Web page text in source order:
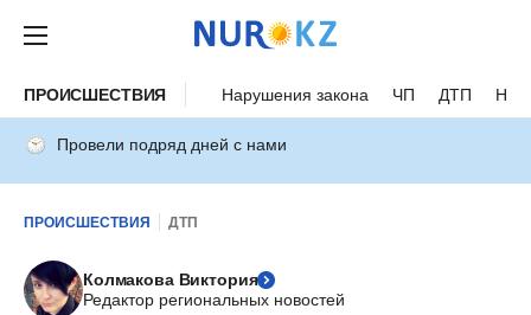
ПРОИСШЕСТВИЯ Нарушения закона ЧП ДТП
Провели подряд дней с нами
ПРОИСШЕСТВИЯ ДТП
Колмакова Виктория
Редактор региональных новостей